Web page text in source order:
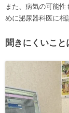
また、病気の可能
めに泌尿器科医に相
聞きにくいこ